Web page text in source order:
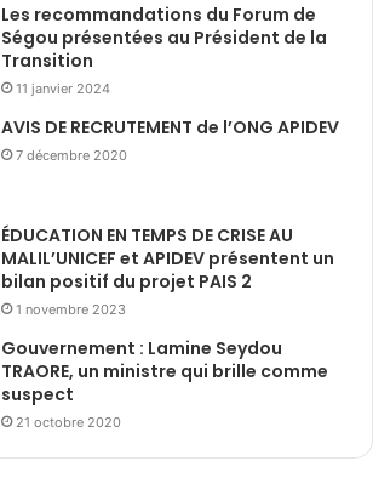
Les recommandations du Forum de
Ségou présentées au Président de la
Transition
11 janvier 2024
AVIS DE RECRUTEMENT de l’ONG APIDEV
7 décembre 2020
ÉDUCATION EN TEMPS DE CRISE AU
MALIL’UNICEF et APIDEV présentent un
bilan positif du projet PAIS 2
1 novembre 2023
Gouvernement : Lamine Seydou
TRAORE, un ministre qui brille comme
suspect
21 octobre 2020